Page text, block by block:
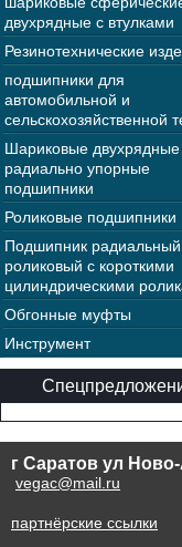
двухрядные с втулками
Резинотехнические
подшипники для
автомобильной и
сельскохозяйственной
Шариковые двухрядные
радиально упорные
подшипники
Роликовые подшипники
Подшипник радиальный
роликовый с короткими
цилиндрическими
Обгонные муфты
Инструмент
г Саратов ул
vegac@mail.ru
партнёрские ссылки